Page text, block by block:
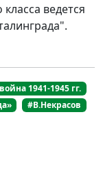
ведется
1941-1945 гг.
#В.Некрасов